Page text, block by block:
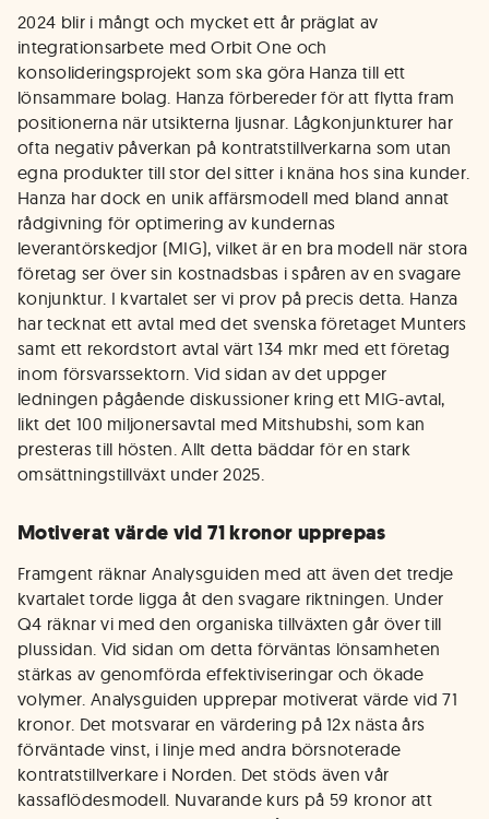
2024 blir i mångt och mycket ett år präglat av
integrationsarbete med Orbit One och
konsolideringsprojekt som ska göra Hanza till ett
lönsammare bolag. Hanza förbereder för att flytta fram
positionerna när utsikterna ljusnar. Lågkonjunkturer har
ofta negativ påverkan på kontratstillverkarna som utan
egna produkter till stor del sitter i knäna hos sina kunder.
Hanza har dock en unik affärsmodell med bland annat
rådgivning för optimering av kundernas
leverantörskedjor (MIG), vilket är en bra modell när stora
företag ser över sin kostnadsbas i spåren av en svagare
konjunktur. I kvartalet ser vi prov på precis detta. Hanza
har tecknat ett avtal med det svenska företaget Munters
samt ett rekordstort avtal värt 134 mkr med ett företag
inom försvarssektorn. Vid sidan av det uppger
ledningen pågående diskussioner kring ett MIG-avtal,
likt det 100 miljonersavtal med Mitshubshi, som kan
presteras till hösten. Allt detta bäddar för en stark
omsättningstillväxt under 2025.
Motiverat värde vid 71 kronor upprepas
Framgent räknar Analysguiden med att även det tredje
kvartalet torde ligga åt den svagare riktningen. Under
Q4 räknar vi med den organiska tillväxten går över till
plussidan. Vid sidan om detta förväntas lönsamheten
stärkas av genomförda effektiviseringar och ökade
volymer. Analysguiden upprepar motiverat värde vid 71
kronor. Det motsvarar en värdering på 12x nästa års
förväntade vinst, i linje med andra börsnoterade
kontratstillverkare i Norden. Det stöds även vår
kassaflödesmodell. Nuvarande kurs på 59 kronor att